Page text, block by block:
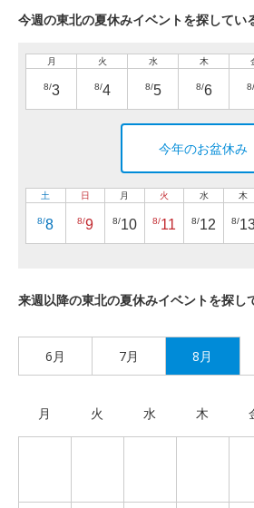
今週の東北の夏休みイベントを探してい
月
8/3
火
8/4
水
8/5
木
8/6 8/
今年のお盆休み
土
8/8
日
8/9
月
8/10
火
8/11
水
8/12
木
8/
来週以降の東北の夏休みイベントを探し
6月 7月 8月
月 火 水 木